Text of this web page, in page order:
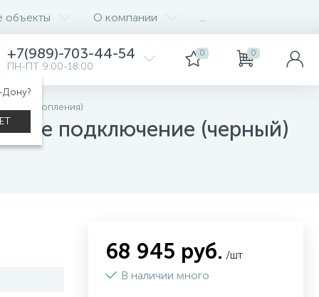
объекты О компании
Дону?
+7(989)-703-44-54
ПН-ПТ 9:00-18:00
0 0
отопления)
подключение (черный)
68 945 руб. /шт
В наличии много